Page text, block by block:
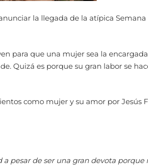
la llegada de la atípica Semana
para que una mujer sea la
Quizá es porque su gran labor se
como mujer y su amor por Jesús
pesar de ser una gran devota porque